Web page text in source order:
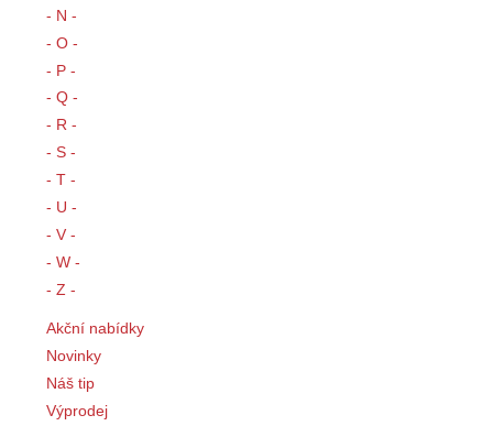
- N -
- O -
- P -
- Q -
- R -
- S -
- T -
- U -
- V -
- W -
- Z -
Akční nabídky
Novinky
Náš tip
Výprodej